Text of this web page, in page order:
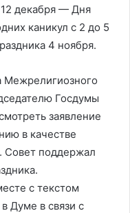
декабря — Дня
каникул с 2 до 5
4 ноября.
Межрелигиозного
Госдумы
заявление
в качестве
Совет поддержал
с текстом
Думе в связи с